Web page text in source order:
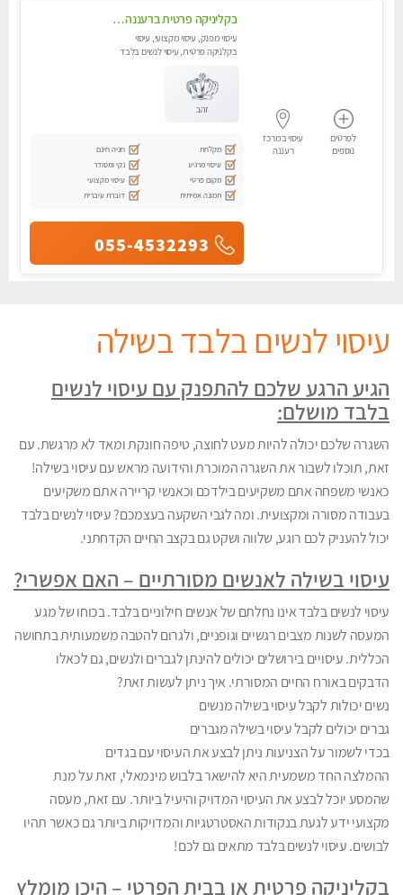
לפרטים
נוספים
עיסוי במרכז
רעננה
בקליניקה פרטית ברעננה עיסוי לחידוש אנרגיות עיסוי מומלץ מאוד !
עיסוי מפנק, עיסוי מקצועי, עיסוי
בקלניקה פרטית, עיסוי לנשים בלבד
זהב
מקלחת
חניה חינם
עיסוי מרגיע
נקי ומסודר
מקום פרטי
עיסוי מקצועי
תמונה אמיתית
דוברת עיברית
055-4532293
עיסוי לנשים בלבד בשילה
הגיע הרגע שלכם להתפנק עם עיסוי לנשים
בלבד מושלם:
השגרה שלכם יכולה להיות מעט לחוצה, טיפה חונקת ומאד לא מרגשת. עם
זאת, תוכלו לשבור את השגרה המוכרת והידועה מראש עם עיסוי בשילה!
כאנשי משפחה אתם משקיעים בילדכם וכאנשי קריירה אתם משקיעים
בעבודה מסורה ומקצועית. ומה לגבי השקעה בעצמכם? עיסוי לנשים בלבד
יכול להעניק לכם רוגע, שלווה ושקט גם בקצב החיים הקדחתני.
עיסוי בשילה לאנשים מסורתיים – האם אפשרי?
עיסוי לנשים בלבד אינו נחלתם של אנשים חילוניים בלבד. בכוחו של מגע
המעסה לשנות מצבים רגשיים וגופניים, ולגרום להטבה משמעותית בתחושה
הכללית. עיסויים בירושלים יכולים להינתן לגברים ולנשים, גם לכאלו
הדבקים באורח החיים המסורתי. איך ניתן לעשות זאת?
נשים יכולות לקבל עיסוי בשילה מנשים
גברים יכולים לקבל עיסוי בשילה מגברים
בכדי לשמור על הצניעות ניתן לבצע את העיסוי עם בגדים
ההמלצה החד משמעית היא להישאר בלבוש מינמאלי, זאת על מנת
שהמסע יוכל לבצע את העיסוי המדויק והיעיל ביותר. עם זאת, מעסה
מקצועי ידע לגעת בנקודות האסטרטגיות והמדויקות ביותר גם כאשר תהיו
לבושים. עיסוי לנשים בלבד מתאים גם לכם!
בקליניקה פרטית או בבית הפרטי – היכן מומלץ